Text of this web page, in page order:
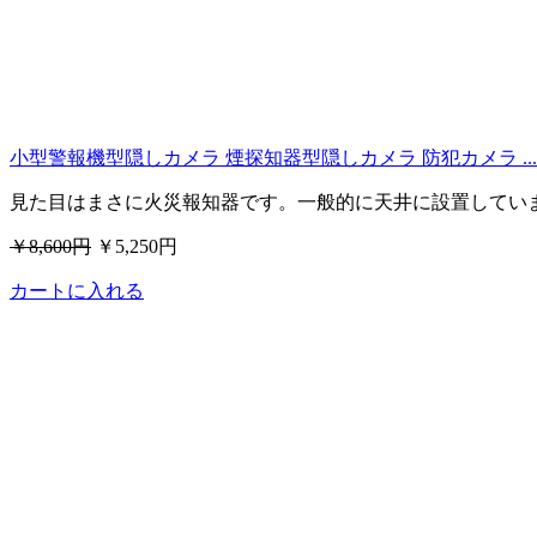
小型警報機型隠しカメラ 煙探知器型隠しカメラ 防犯カメラ ...
見た目はまさに火災報知器です。一般的に天井に設置してい
￥8,600円 ￥5,250円
カートに入れる